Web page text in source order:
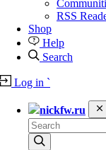
RSS
Shop
Help
Search
Log in `
nickfw.ru